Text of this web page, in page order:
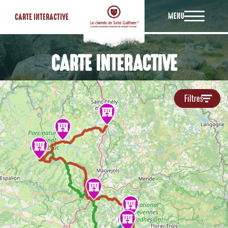
CARTE INTERACTIVE MENU
CARTE INTERACTIVE
Filtres